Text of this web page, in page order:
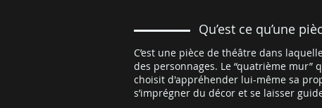
Qu’est ce qu’une
C’est une pièce de théâtre dans
des personnages. Le “quatrième
choisit d'appréhender lui-même sa
s’imprégner du décor et se laisser